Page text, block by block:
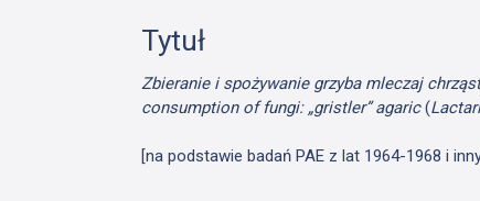
Tytuł
Zbieranie i spożywanie grzyba mleczaj
consumption of fungi: „gristler” agaric(
[na podstawie badań PAE z lat 1964-1968 i